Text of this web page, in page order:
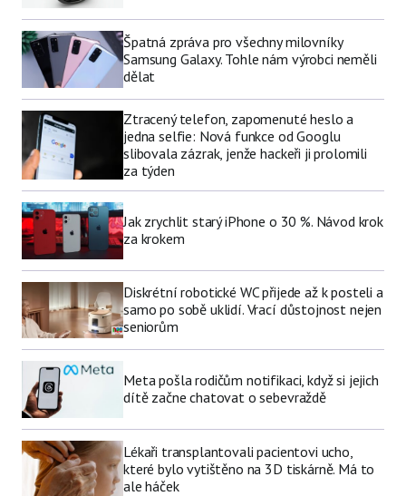
Špatná zpráva pro všechny milovníky
Samsung Galaxy. Tohle nám výrobci neměli
dělat
Ztracený telefon, zapomenuté heslo a
jedna selfie: Nová funkce od Googlu
slibovala zázrak, jenže hackeři ji prolomili
za týden
Jak zrychlit starý iPhone o 30 %. Návod krok
za krokem
Diskrétní robotické WC přijede až k posteli a
samo po sobě uklidí. Vrací důstojnost nejen
seniorům
Meta pošla rodičům notifikaci, když si jejich
dítě začne chatovat o sebevraždě
Lékaři transplantovali pacientovi ucho,
které bylo vytištěno na 3D tiskárně. Má to
ale háček